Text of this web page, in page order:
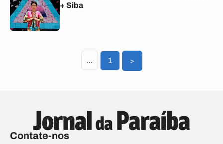
+ Siba
... 1 >
Contate-nos